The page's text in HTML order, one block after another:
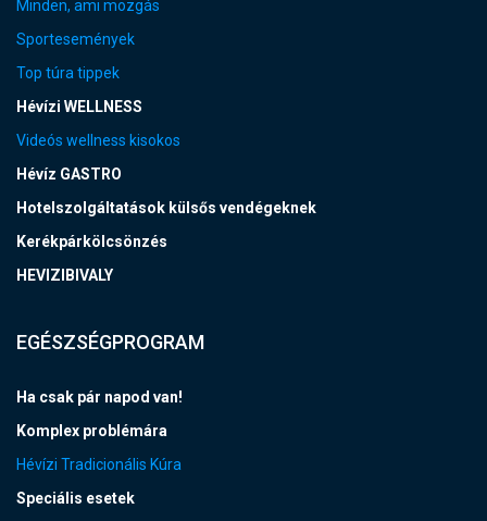
Minden, ami mozgás
Sportesemények
Top túra tippek
Hévízi WELLNESS
Videós wellness kisokos
Hévíz GASTRO
Hotelszolgáltatások külsős vendégeknek
Kerékpárkölcsönzés
HEVIZIBIVALY
EGÉSZSÉGPROGRAM
Ha csak pár napod van!
Komplex problémára
Hévízi Tradicionális Kúra
Speciális esetek